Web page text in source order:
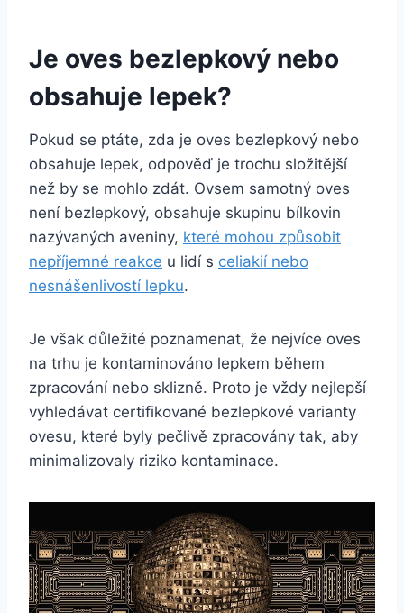
Je oves bezlepkový nebo
obsahuje lepek?
Pokud se ptáte, zda je oves bezlepkový nebo
obsahuje lepek, odpověď je trochu složitější
než by se mohlo zdát. Ovsem samotný oves
není bezlepkový, obsahuje skupinu bílkovin
nazývaných aveniny, které mohou způsobit
nepříjemné reakce u lidí s celiakií nebo
nesnášenlivostí lepku.
Je však důležité poznamenat, že nejvíce oves
na trhu je kontaminováno lepkem během
zpracování nebo sklizně. Proto je vždy nejlepší
vyhledávat certifikované bezlepkové varianty
ovesu, které byly pečlivě zpracovány tak, aby
minimalizovaly riziko kontaminace.